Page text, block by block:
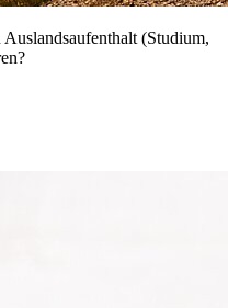
Auslandsaufenthalt (Studium,